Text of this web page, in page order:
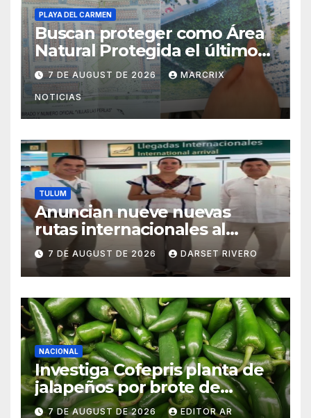
PLAYA DEL CARMEN
Buscan proteger como Área
Natural Protegida el último
pulmón verde de Villas del
Sol
7 DE AUGUST DE 2026 MARCRIX
NOTICIAS
TULUM
Anuncian nueve nuevas
rutas internacionales al
Aeropuerto de Tulum desde
Canadá y Estados Unidos
7 DE AUGUST DE 2026 DARSET RIVERO
NACIONAL
Investiga Cofepris planta de
jalapeños por brote de
salmonela en Estados Unidos
7 DE AUGUST DE 2026 EDITOR AR